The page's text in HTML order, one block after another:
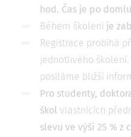
hod. Čas je po
Během školení je
Registrace probíhá
jednotlivého
posíláme bližší
Pro studenty,
škol vlastnících
slevu ve výši 25 % z